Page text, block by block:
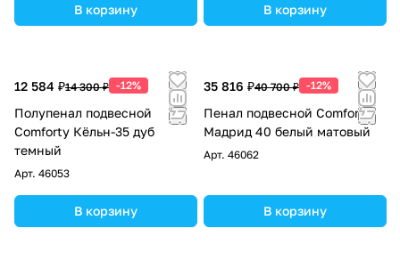
В корзину В корзину
12 584 ₽14 300 ₽ -12%
Полупенал подвесной
Comforty Кёльн-35 дуб
темный
Арт. 46053
В корзину
35 816 ₽40 700 ₽ -12%
Пенал подвесной Comforty
Мадрид 40 белый матовый
Арт. 46062
В корзину